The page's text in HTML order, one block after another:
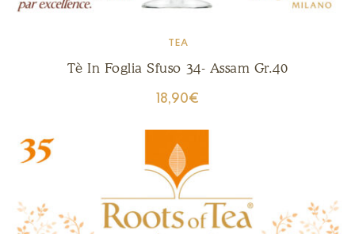
TEA
Tè In Foglia Sfuso 34- Assam Gr.40
18,90€